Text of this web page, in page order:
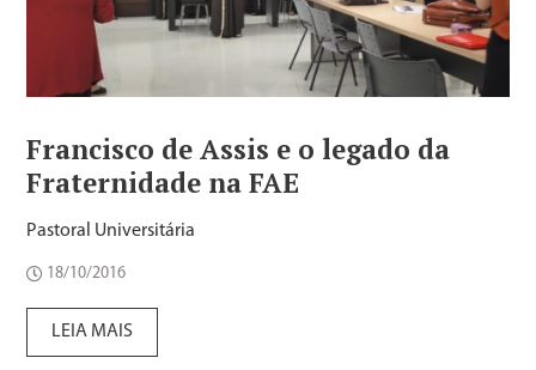
Francisco de Assis e o legado da
Fraternidade na FAE
Pastoral Universitária
18/10/2016
LEIA MAIS